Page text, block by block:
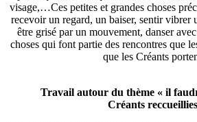
visage,…Ces petites et grandes choses
recevoir un regard, un baiser, sentir vibrer
être grisé par un mouvement, danser
choses qui font partie des rencontres que
que les Créants
Travail autour du thème « il
Créants